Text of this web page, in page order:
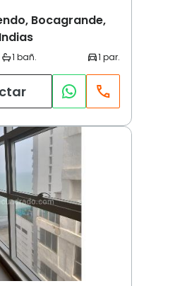
Bocagrande,